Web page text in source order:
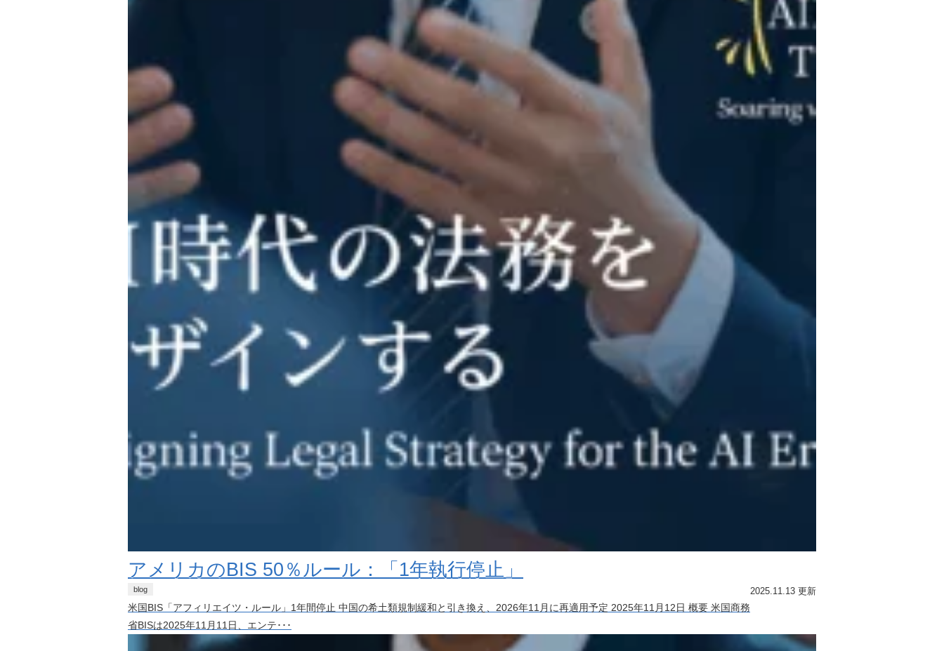
アメリカのBIS 50％ルール：「1年執行停止」
blog 2025.11.13 更新
米国BIS「アフィリエイツ・ルール」1年間停止 中国の希土類規制緩和と引き換え、2026年11月に再適用予定 2025年11月12日 概要 米国商務
省BISは2025年11月11日、エンテ･･･